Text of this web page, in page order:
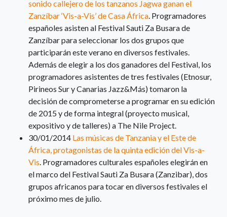
sonido callejero de los tanzanos Jagwa ganan el
Zanzíbar ‘Vis-a-Vis’ de Casa África. Programadores
españoles asisten al Festival Sauti Za Busara de
Zanzíbar para seleccionar los dos grupos que
participarán este verano en diversos festivales.
Además de elegir a los dos ganadores del Festival, los
programadores asistentes de tres festivales (Etnosur,
Pirineos Sur y Canarias Jazz&Más) tomaron la
decisión de comprometerse a programar en su edición
de 2015 y de forma integral (proyecto musical,
expositivo y de talleres) a The Nile Project.
30/01/2014 Las músicas de Tanzania y el Este de
África, protagonistas de la quinta edición del Vis-a-
Vis. Programadores culturales españoles elegirán en
el marco del Festival Sauti Za Busara (Zanzibar), dos
grupos africanos para tocar en diversos festivales el
próximo mes de julio.